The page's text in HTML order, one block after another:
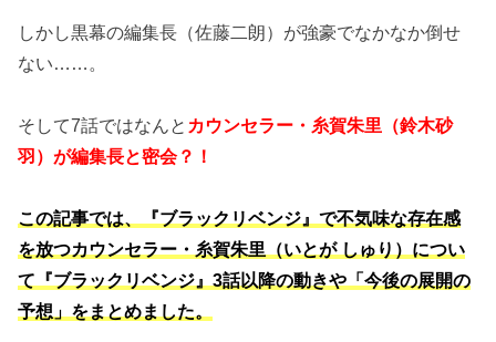
しかし黒幕の編集長（佐藤二朗）が強豪でなかなか倒せ
ない……。
そして7話ではなんと カウンセラー・糸賀朱里（鈴木砂
羽）が編集長と密会？！
この記事では、『ブラックリベンジ』で不気味な存在感
を放つカウンセラー・糸賀朱里（いとが しゅり）につい
て『ブラックリベンジ』3話以降の動きや「今後の展開の
予想」をまとめました。